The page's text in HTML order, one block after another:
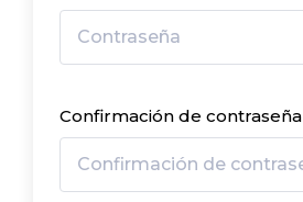
Confirmación de contraseña